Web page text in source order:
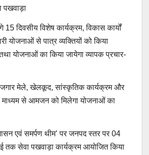
पखवाड़ा
15 दिवसीय विशेष कार्यक्रम, विकास कार्यों
योजनाओं से पात्र व्यक्तियों को किया
योजनाओं का किया जायेगा व्यापक प्रचार-
मेले, खेलकूद, सांस्कृतिक कार्यक्रम और
माध्यम से आमजन को मिलेगा योजनाओं का
एवं समर्पण थीम’ पर जनपद स्तर पर 04
तक सेवा पखवाड़ा कार्यक्रम आयोजित किया